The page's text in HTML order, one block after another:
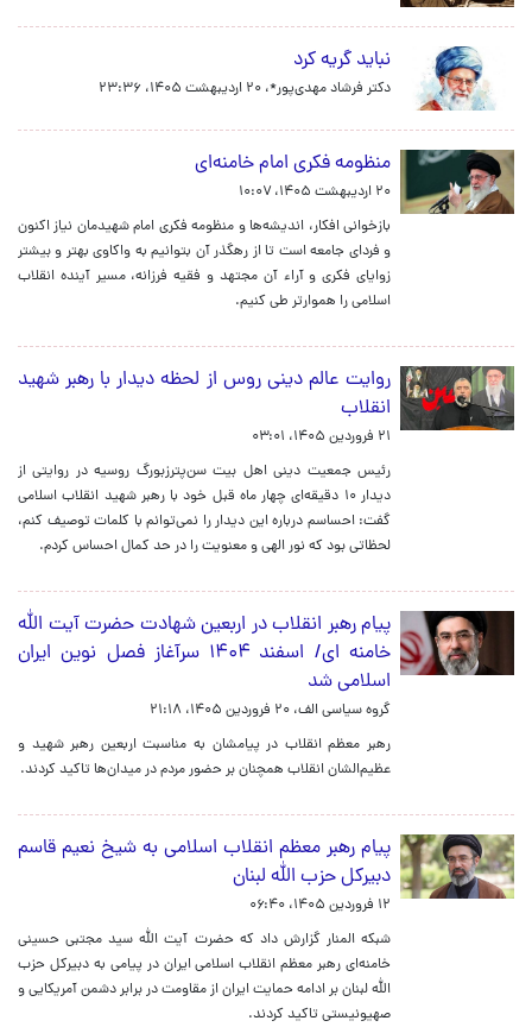
نباید گریه کرد
دکتر فرشاد مهدی‌پور*، ۲۰ اردیبهشت ۱۴۰۵، ۲۳:۳۶
منظومه فکری امام خامنه‌ای
۲۰ اردیبهشت ۱۴۰۵، ۱۰:۰۷
بازخوانی افکار، اندیشه‌ها و منظومه فکری امام شهیدمان نیاز اکنون
و فردای جامعه است تا از رهگذر آن بتوانیم به واکاوی بهتر و بیشتر
زوایای فکری و آراء آن مجتهد و فقیه فرزانه، مسیر آینده انقلاب
اسلامی را هموارتر طی کنیم.
روایت عالم دینی روس از لحظه دیدار با رهبر شهید
انقلاب
۲۱ فروردین ۱۴۰۵، ۰۳:۰۱
رئیس جمعیت دینی اهل بیت سن‌پترزبورگ روسیه در روایتی از
دیدار ۱۰ دقیقه‌ای چهار ماه قبل خود با رهبر شهید انقلاب اسلامی
گفت: احساسم درباره این دیدار را نمی‌توانم با کلمات توصیف کنم،
لحظاتی بود که نور الهی و معنویت را در حد کمال احساس کردم.
پیام رهبر انقلاب در اربعین شهادت حضرت آیت الله
خامنه ای/ اسفند ۱۴۰۴ سرآغاز فصل نوین ایران
اسلامی شد
گروه سیاسی الف، ۲۰ فروردین ۱۴۰۵، ۲۱:۱۸
رهبر معظم انقلاب در پیامشان به مناسبت اربعین رهبر شهید و
عظیم‌الشان انقلاب همچنان بر حضور مردم در میدان‌ها تاکید کردند.
پیام رهبر معظم انقلاب اسلامی به شیخ نعیم قاسم
دبیرکل حزب الله لبنان
۱۲ فروردین ۱۴۰۵، ۰۶:۴۰
شبکه المنار گزارش داد که حضرت آیت الله سید مجتبی حسینی
خامنه‌ای رهبر معظم انقلاب اسلامی ایران در پیامی به دبیرکل حزب
الله لبنان بر ادامه حمایت ایران از مقاومت در برابر دشمن آمریکایی و
صهیونیستی تاکید کردند.